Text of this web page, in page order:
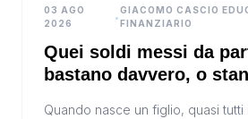
03 AGO
2026
•
GIACOMO CASCIO
FINANZIARIO
Quei soldi messi da
bastano davvero, o
Quando nasce un figlio, quasi